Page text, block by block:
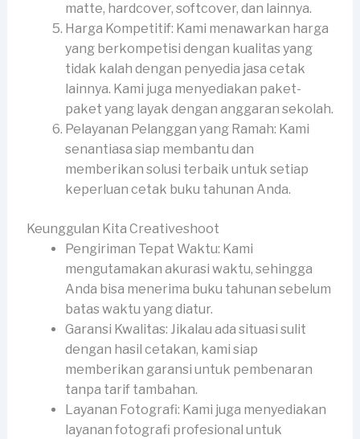
matte, hardcover, softcover, dan lainnya.
Harga Kompetitif: Kami menawarkan harga
yang berkompetisi dengan kualitas yang
tidak kalah dengan penyedia jasa cetak
lainnya. Kami juga menyediakan paket-
paket yang layak dengan anggaran sekolah.
Pelayanan Pelanggan yang Ramah: Kami
senantiasa siap membantu dan
memberikan solusi terbaik untuk setiap
keperluan cetak buku tahunan Anda.
Keunggulan Kita Creativeshoot
Pengiriman Tepat Waktu: Kami
mengutamakan akurasi waktu, sehingga
Anda bisa menerima buku tahunan sebelum
batas waktu yang diatur.
Garansi Kwalitas: Jikalau ada situasi sulit
dengan hasil cetakan, kami siap
memberikan garansi untuk pembenaran
tanpa tarif tambahan.
Layanan Fotografi: Kami juga menyediakan
layanan fotografi profesional untuk